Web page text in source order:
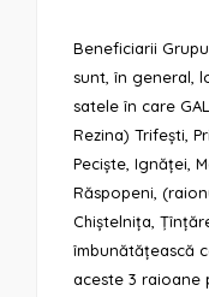
Beneficiarii
sunt, în general,
satele în care
Rezina) Trifești,
Peciște, Ignăței,
Răspopeni,
Chiștelnița,
îmbunătățească
aceste 3 raioane